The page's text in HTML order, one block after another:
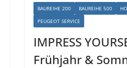
BAUREIHE 200 BAUREIHE 500
PEUGEOT SERVICE
IMPRESS
Frühjahr &